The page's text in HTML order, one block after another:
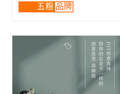
五粮 品牌